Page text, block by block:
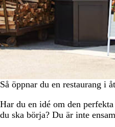
Så öppnar du en restaurang i
Har du en idé om den
du ska börja? Du är inte